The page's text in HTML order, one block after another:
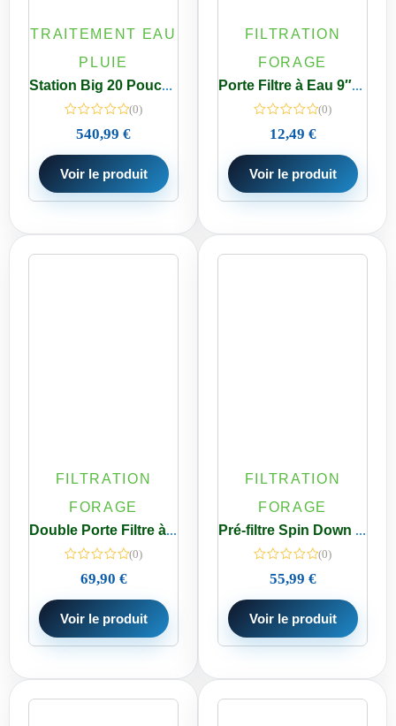
TRAITEMENT EAU
PLUIE
Station Big 20 Pouces Eau Maison 3 Étapes – Impuretés, double charbon actif – chlore
(0)
540,99 €
Voir le produit
FILTRATION
FORAGE
Porte Filtre à Eau 9″3/4-1/2 P insert laiton + Cartouche Spun 5 µm
(0)
12,49 €
Voir le produit
FILTRATION
FORAGE
Double Porte Filtre à Eau 2 pièces Transparent 9 3/4 P E/S 3/4″ – 20/27
(0)
69,90 €
Voir le produit
FILTRATION
FORAGE
Pré-filtre Spin Down impuretés 40 microns Lavable Eau de Ville/Puits E/S 1″ – 3/4″
(0)
55,99 €
Voir le produit